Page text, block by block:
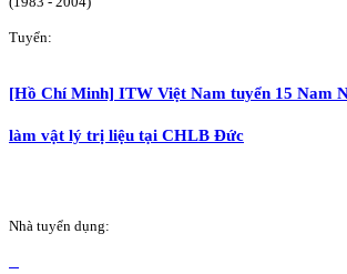
Tuyển:
[Hồ Chí Minh] ITW Việt Nam tuyển 15 Nam
làm vật lý trị liệu tại CHLB Đức
Nhà tuyển dụng: